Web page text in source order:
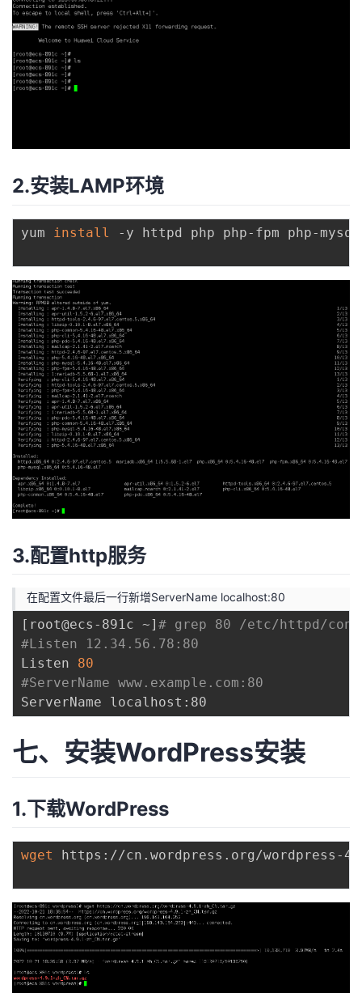
2.安装LAMP环境
yum install -y httpd php php-fpm php-
3.配置http服务
在配置文件最后一行新增ServerName localhost:80
[ root@ecs-891c ~] # grep 80 /etc/httpd/
#Listen 12.34.56.78:80
Listen 80
#ServerName www.example.com:80
七、安装WordPress安装
1.下载WordPress
wget https://cn.wordpress.org/wordpress-